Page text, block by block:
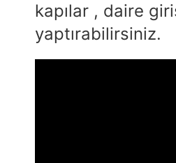
kapılar , daire
yaptırabilirsiniz.